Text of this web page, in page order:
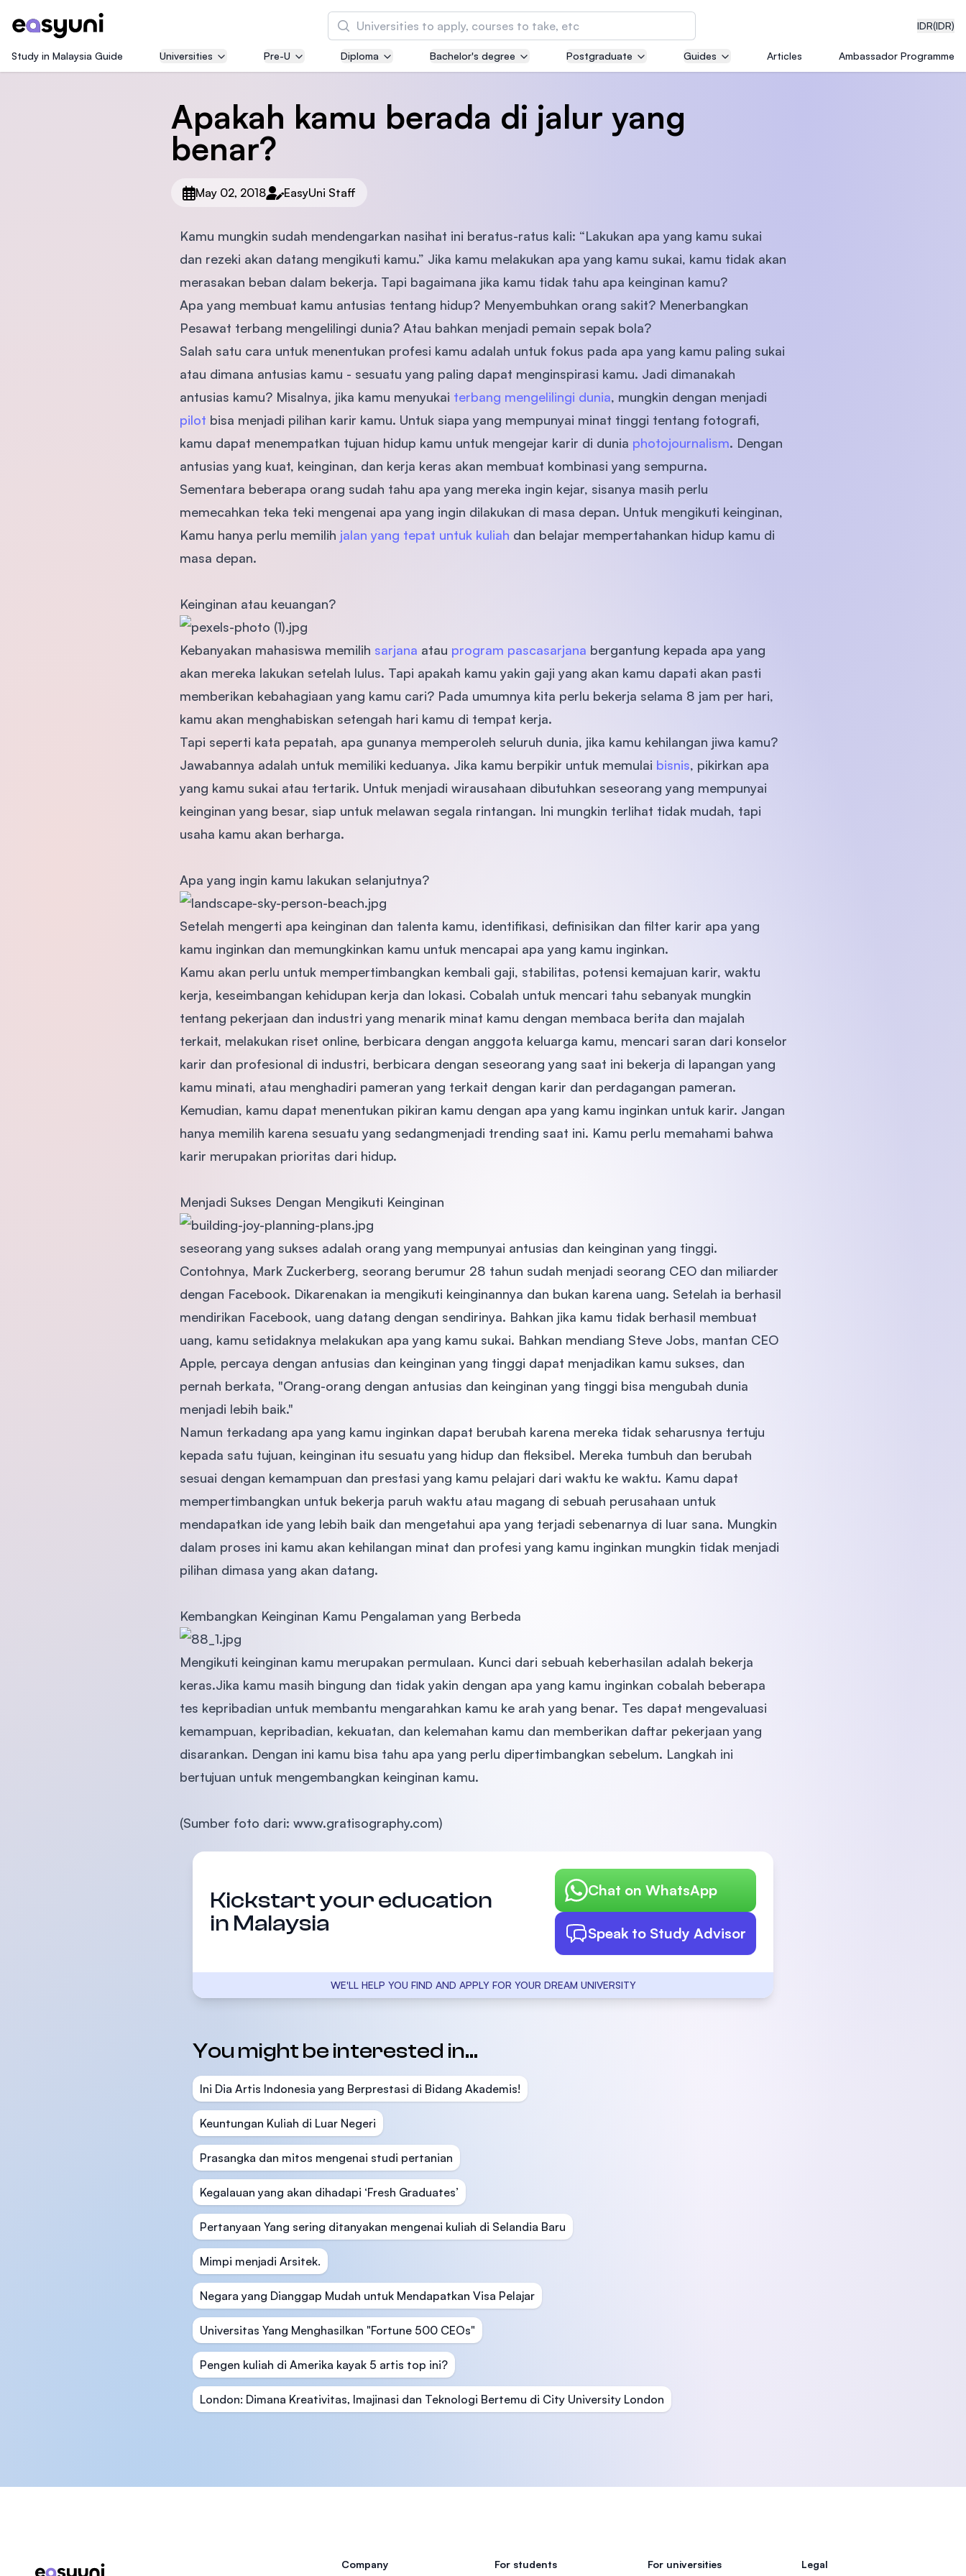
IDR(IDR)
Cari
Asia Pacific University of Technology and
Well-known for Computer Science, IT and Engineering
courses
MBA by Central Bank of Malaysia in collaboration with
the Massachusetts Institute of Technology (MIT)
SEGi University Kota Damansara
Management and Science University (MSU)
Study in Malaysia Guide Universities Pre-U Diploma Bachelor's degree Postgraduate Guides Articles Ambassador Programme
Apakah kamu berada di jalur yang
benar?
May 02, 2018 EasyUni Staff
Kamu mungkin sudah mendengarkan nasihat ini beratus-ratus kali: “Lakukan apa yang kamu sukai
dan rezeki akan datang mengikuti kamu.” Jika kamu melakukan apa yang kamu sukai, kamu tidak akan
merasakan beban dalam bekerja. Tapi bagaimana jika kamu tidak tahu apa keinginan kamu?
Apa yang membuat kamu antusias tentang hidup? Menyembuhkan orang sakit? Menerbangkan
Pesawat terbang mengelilingi dunia? Atau bahkan menjadi pemain sepak bola?
Salah satu cara untuk menentukan profesi kamu adalah untuk fokus pada apa yang kamu paling sukai
atau dimana antusias kamu - sesuatu yang paling dapat menginspirasi kamu. Jadi dimanakah
antusias kamu? Misalnya, jika kamu menyukai terbang mengelilingi dunia, mungkin dengan menjadi
pilot bisa menjadi pilihan karir kamu. Untuk siapa yang mempunyai minat tinggi tentang fotografi,
kamu dapat menempatkan tujuan hidup kamu untuk mengejar karir di dunia photojournalism. Dengan
antusias yang kuat, keinginan, dan kerja keras akan membuat kombinasi yang sempurna.
Sementara beberapa orang sudah tahu apa yang mereka ingin kejar, sisanya masih perlu
memecahkan teka teki mengenai apa yang ingin dilakukan di masa depan. Untuk mengikuti keinginan,
Kamu hanya perlu memilih jalan yang tepat untuk kuliah dan belajar mempertahankan hidup kamu di
masa depan.
Keinginan atau keuangan?
Kebanyakan mahasiswa memilih sarjana atau program pascasarjana bergantung kepada apa yang
akan mereka lakukan setelah lulus. Tapi apakah kamu yakin gaji yang akan kamu dapati akan pasti
memberikan kebahagiaan yang kamu cari? Pada umumnya kita perlu bekerja selama 8 jam per hari,
kamu akan menghabiskan setengah hari kamu di tempat kerja.
Tapi seperti kata pepatah, apa gunanya memperoleh seluruh dunia, jika kamu kehilangan jiwa kamu?
Jawabannya adalah untuk memiliki keduanya. Jika kamu berpikir untuk memulai bisnis, pikirkan apa
yang kamu sukai atau tertarik. Untuk menjadi wirausahaan dibutuhkan seseorang yang mempunyai
keinginan yang besar, siap untuk melawan segala rintangan. Ini mungkin terlihat tidak mudah, tapi
usaha kamu akan berharga.
Apa yang ingin kamu lakukan selanjutnya?
Setelah mengerti apa keinginan dan talenta kamu, identifikasi, definisikan dan filter karir apa yang
kamu inginkan dan memungkinkan kamu untuk mencapai apa yang kamu inginkan.
Kamu akan perlu untuk mempertimbangkan kembali gaji, stabilitas, potensi kemajuan karir, waktu
kerja, keseimbangan kehidupan kerja dan lokasi. Cobalah untuk mencari tahu sebanyak mungkin
tentang pekerjaan dan industri yang menarik minat kamu dengan membaca berita dan majalah
terkait, melakukan riset online, berbicara dengan anggota keluarga kamu, mencari saran dari konselor
karir dan profesional di industri, berbicara dengan seseorang yang saat ini bekerja di lapangan yang
kamu minati, atau menghadiri pameran yang terkait dengan karir dan perdagangan pameran.
Kemudian, kamu dapat menentukan pikiran kamu dengan apa yang kamu inginkan untuk karir. Jangan
hanya memilih karena sesuatu yang sedangmenjadi trending saat ini. Kamu perlu memahami bahwa
karir merupakan prioritas dari hidup.
Menjadi Sukses Dengan Mengikuti Keinginan
seseorang yang sukses adalah orang yang mempunyai antusias dan keinginan yang tinggi.
Contohnya, Mark Zuckerberg, seorang berumur 28 tahun sudah menjadi seorang CEO dan miliarder
dengan Facebook. Dikarenakan ia mengikuti keinginannya dan bukan karena uang. Setelah ia berhasil
mendirikan Facebook, uang datang dengan sendirinya. Bahkan jika kamu tidak berhasil membuat
uang, kamu setidaknya melakukan apa yang kamu sukai. Bahkan mendiang Steve Jobs, mantan CEO
Apple, percaya dengan antusias dan keinginan yang tinggi dapat menjadikan kamu sukses, dan
pernah berkata, "Orang-orang dengan antusias dan keinginan yang tinggi bisa mengubah dunia
menjadi lebih baik."
Namun terkadang apa yang kamu inginkan dapat berubah karena mereka tidak seharusnya tertuju
kepada satu tujuan, keinginan itu sesuatu yang hidup dan fleksibel. Mereka tumbuh dan berubah
sesuai dengan kemampuan dan prestasi yang kamu pelajari dari waktu ke waktu. Kamu dapat
mempertimbangkan untuk bekerja paruh waktu atau magang di sebuah perusahaan untuk
mendapatkan ide yang lebih baik dan mengetahui apa yang terjadi sebenarnya di luar sana. Mungkin
dalam proses ini kamu akan kehilangan minat dan profesi yang kamu inginkan mungkin tidak menjadi
pilihan dimasa yang akan datang.
Kembangkan Keinginan Kamu Pengalaman yang Berbeda
Mengikuti keinginan kamu merupakan permulaan. Kunci dari sebuah keberhasilan adalah bekerja
keras.Jika kamu masih bingung dan tidak yakin dengan apa yang kamu inginkan cobalah beberapa
tes kepribadian untuk membantu mengarahkan kamu ke arah yang benar. Tes dapat mengevaluasi
kemampuan, kepribadian, kekuatan, dan kelemahan kamu dan memberikan daftar pekerjaan yang
disarankan. Dengan ini kamu bisa tahu apa yang perlu dipertimbangkan sebelum. Langkah ini
bertujuan untuk mengembangkan keinginan kamu.
(Sumber foto dari: www.gratisography.com)
Kickstart your education
in Malaysia
Chat on WhatsApp
Speak to Study Advisor
WE'LL HELP YOU FIND AND APPLY FOR YOUR DREAM UNIVERSITY
You might be interested in...
Ini Dia Artis Indonesia yang Berprestasi di Bidang Akademis!
Keuntungan Kuliah di Luar Negeri
Prasangka dan mitos mengenai studi pertanian
Kegalauan yang akan dihadapi ‘Fresh Graduates’
Pertanyaan Yang sering ditanyakan mengenai kuliah di Selandia Baru
Mimpi menjadi Arsitek.
Negara yang Dianggap Mudah untuk Mendapatkan Visa Pelajar
Universitas Yang Menghasilkan "Fortune 500 CEOs"
Pengen kuliah di Amerika kayak 5 artis top ini?
London: Dimana Kreativitas, Imajinasi dan Teknologi Bertemu di City University London
Company For students For universities Legal